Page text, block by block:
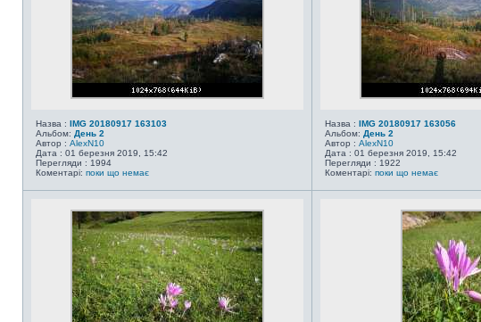
Назва : IMG 20180917 163103
Альбом: День 2
Автор : AlexN10
Дата : 01 березня 2019, 15:42
Перегляди : 1994
Коментарі: поки що немає
Назва : IMG 20180917 163056
Альбом: День 2
Автор : AlexN10
Дата : 01 березня 2019, 15:42
Перегляди : 1922
Коментарі: поки що немає